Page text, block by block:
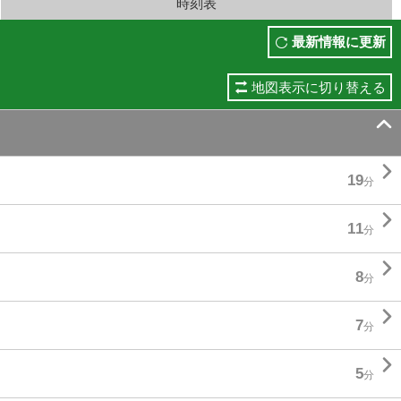
時刻表
最新情報に更新
地図表示に切り替える

19分 
11分 
8分 
7分 
5分 